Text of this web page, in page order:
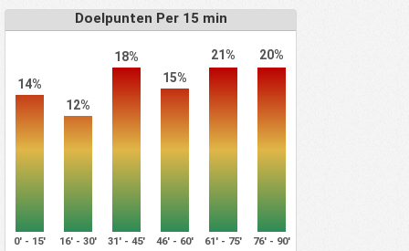
Doelpunten Per 15 min
14%
12%
18%
15%
21% 20%
0' - 15' 16' - 30' 31' - 45' 46' - 60' 61' - 75' 76' - 90'